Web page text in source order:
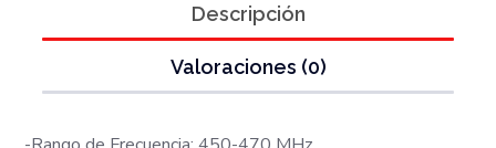
Descripción
Valoraciones (0)